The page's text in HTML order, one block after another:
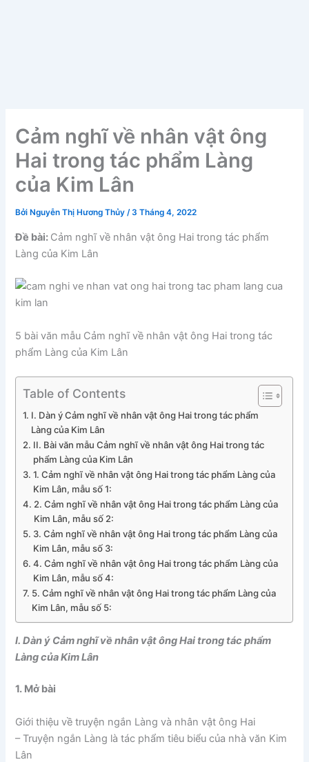
Cảm nghĩ về nhân vật ông
Hai trong tác phẩm Làng
của Kim Lân
Bởi Nguyễn Thị Hương Thủy/3 Tháng 4, 2022
Đề bài: Cảm nghĩ về nhân vật ông Hai trong tác phẩm
Làng của Kim Lân
5 bài văn mẫu Cảm nghĩ về nhân vật ông Hai trong tác
phẩm Làng của Kim Lân
Table of Contents
I. Dàn ý Cảm nghĩ về nhân vật ông Hai trong tác phẩm
Làng của Kim Lân
II. Bài văn mẫu Cảm nghĩ về nhân vật ông Hai trong tác
phẩm Làng của Kim Lân
1. Cảm nghĩ về nhân vật ông Hai trong tác phẩm Làng của
Kim Lân, mẫu số 1:
2. Cảm nghĩ về nhân vật ông Hai trong tác phẩm Làng của
Kim Lân, mẫu số 2:
3. Cảm nghĩ về nhân vật ông Hai trong tác phẩm Làng của
Kim Lân, mẫu số 3:
4. Cảm nghĩ về nhân vật ông Hai trong tác phẩm Làng của
Kim Lân, mẫu số 4:
5. Cảm nghĩ về nhân vật ông Hai trong tác phẩm Làng của
Kim Lân, mẫu số 5:
I. Dàn ý Cảm nghĩ về nhân vật ông Hai trong tác phẩm
Làng của Kim Lân
1. Mở bài
Giới thiệu về truyện ngắn Làng và nhân vật ông Hai
– Truyện ngắn Làng là tác phẩm tiêu biểu của nhà văn Kim
Lân